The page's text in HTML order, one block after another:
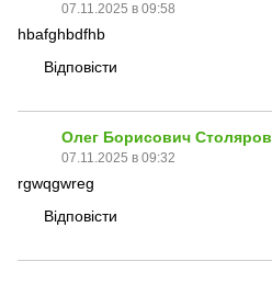
07.11.2025 в 09:58
hbafghbdfhb
Відповісти
Олег Борисович Столяров
07.11.2025 в 09:32
rgwqgwreg
Відповісти